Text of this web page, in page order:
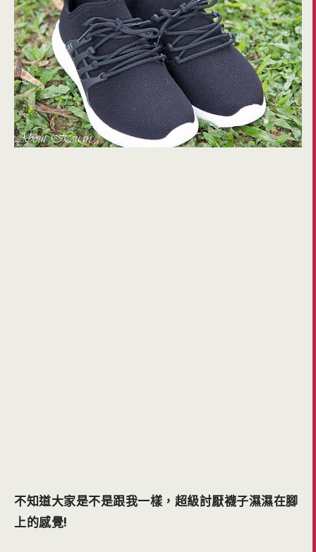
不知道大家是不是跟我一樣，超級討厭襪子濕濕在腳
上的感覺!